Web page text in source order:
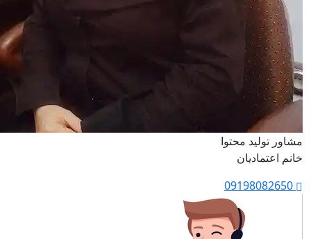
مشاور تولید محتوا
خانم اعتمادیان